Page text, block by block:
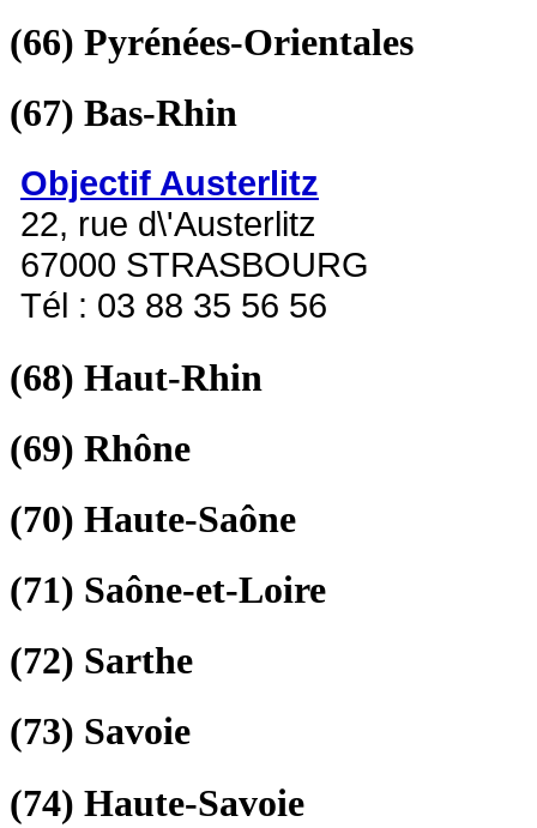
(66) Pyrénées-Orientales
(67) Bas-Rhin
Objectif Austerlitz
22, rue d\'Austerlitz
67000 STRASBOURG
Tél : 03 88 35 56 56
(68) Haut-Rhin
(69) Rhône
(70) Haute-Saône
(71) Saône-et-Loire
(72) Sarthe
(73) Savoie
(74) Haute-Savoie